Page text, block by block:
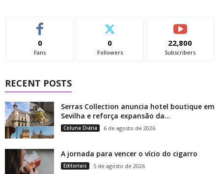
0
Fans
0
Followers
22,800
Subscribers
RECENT POSTS
Serras Collection anuncia hotel boutique em
Sevilha e reforça expansão da...
Coluna Diária 6 de agosto de 2026
A jornada para vencer o vício do cigarro
Editoriais 5 de agosto de 2026